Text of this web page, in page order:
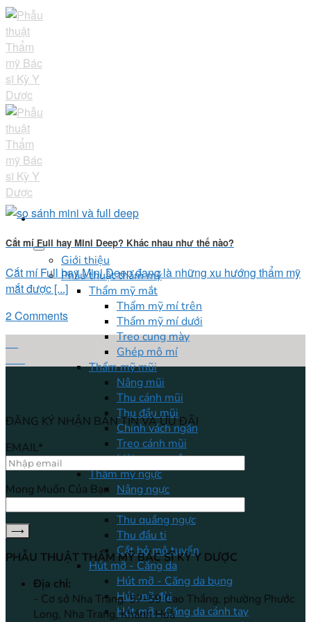
Skip
to
content
Giới thiệu
Phẫu thuật thẩm mỹ
Thẩm mỹ mắt
Thẩm mỹ mí trên
Thẩm mỹ mí dưới
Treo cung mày
Ghép mô mí
Thẩm mỹ mũi
Nâng mũi
Thu cánh mũi
Thu đầu mũi
Chỉnh vách ngăn
Treo cánh mũi
Mài xương gồ
Thẩm mỹ ngực
Nâng ngực
Thu quầng ngực
Thu đầu ti
Cắt bỏ mô tuyến
Hút mỡ - Căng da
Hút mỡ - Căng da bụng
Hút mỡ đùi
Hút mỡ - Căng da cánh tay
Cắt mí Full hay Mini Deep? Khác nhau như thế nào?
Cắt mí Full hay Mini Deep đang là những xu hướng thẩm mỹ
mắt được [...]
2 Comments
ĐĂNG KÝ NHẬN BẢN TIN VÀ ƯU ĐÃI
EMAIL*
Mong Muốn Của Bạn
PHẪU THUẬT THẨM MỸ BÁC SĨ KỲ Y DƯỢC
Địa chỉ:
- Cơ sở Nha Trang: 57-59 Cao Thắng, phường Phước
Long, Nha Trang, Khánh Hoà